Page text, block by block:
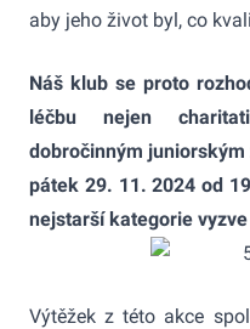
aby jeho život byl, co
Náš klub se proto
léčbu nejen
dobročinným
pátek 29. 11. 2024 od
nejstarší kategorie
Výtěžek z této akce